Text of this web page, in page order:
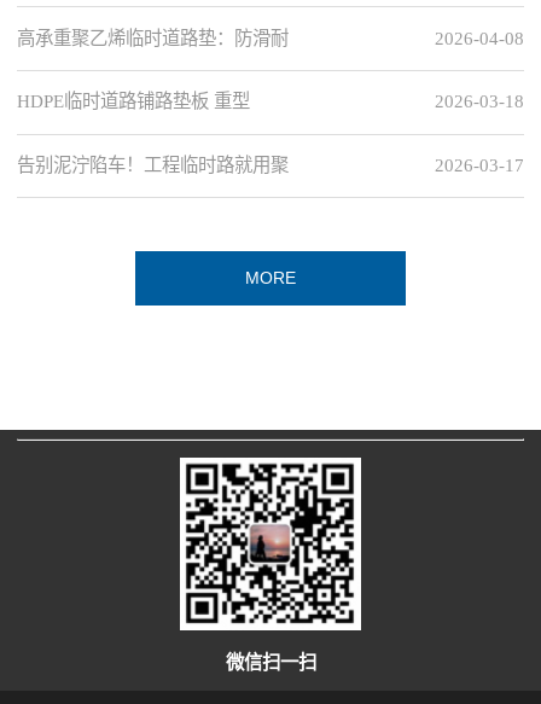
2026-04-08
高承重聚乙烯临时道路垫：防滑耐
2026-03-18
HDPE临时道路铺路垫板 重型
2026-03-17
告别泥泞陷车！工程临时路就用聚
MORE
微信扫一扫